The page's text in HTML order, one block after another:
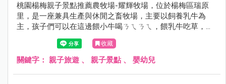
桃園楊梅親子景點推薦農牧場-耀輝牧場，位於楊梅區瑞原
里，是一座兼具生產與休閒之畜牧場，主要以飼養乳牛為
主，孩子們可以在這邊餵小牛喝ㄋㄟㄋㄟ，餵乳牛吃草，還
可以看見酪農擠乳的過程，相當有教育意義，除此之外也能
購買鮮奶、鮮奶茶、鮮乳奶酪、鮮乳饅頭等乳製產品，園內
也有簡易的溜滑梯可以玩 ，超適合桃園楊梅親子遊、一日遊
收藏
關鍵字： 親子旅遊 、 親子景點 、 嬰幼兒